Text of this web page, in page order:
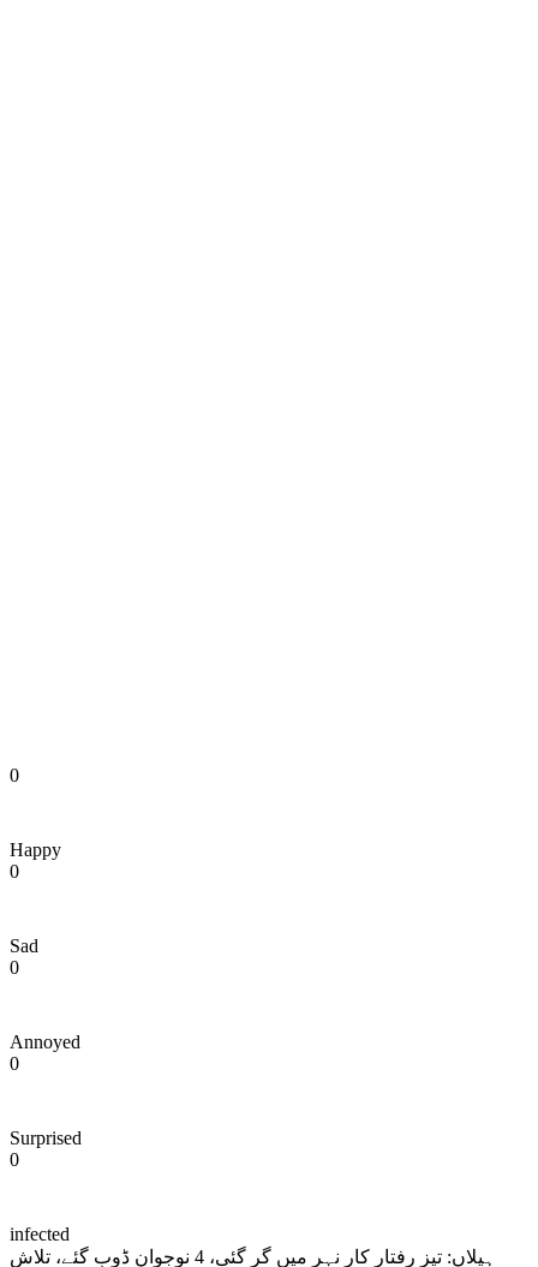
0
Happy
0
Sad
0
Annoyed
0
Surprised
0
infected
ہیلاں: تیز رفتار کار نہر میں گر گئی، 4 نوجوان ڈوب گئے، تلاش